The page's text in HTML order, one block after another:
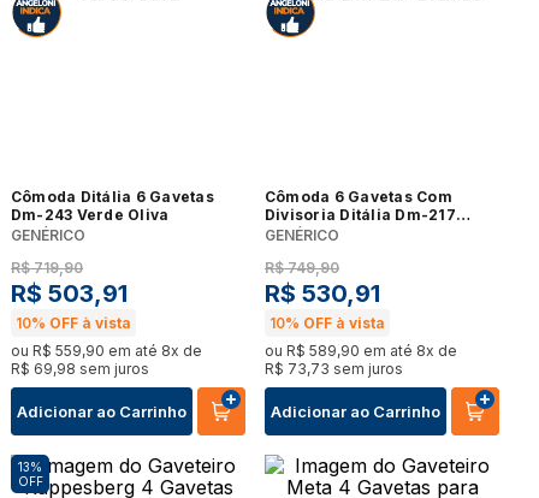
Cômoda Ditália 6 Gavetas
Dm-243 Verde Oliva
GENÉRICO
R$ 719,90
R$ 503,91
10% OFF à vista
ou R$ 559,90 em até 8x de
R$ 69,98 sem juros
Adicionar ao Carrinho
Cômoda 6 Gavetas Com
Divisoria Ditália Dm-217
Branco
GENÉRICO
R$ 749,90
R$ 530,91
10% OFF à vista
ou R$ 589,90 em até 8x de
R$ 73,73 sem juros
Adicionar ao Carrinho
13%
OFF